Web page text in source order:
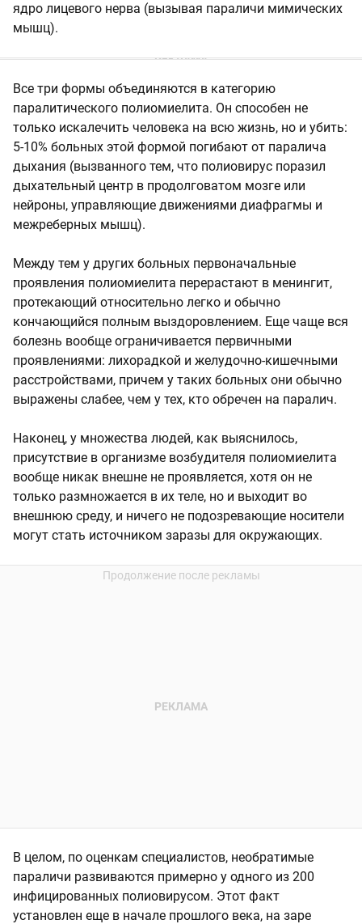
ядро лицевого нерва (вызывая параличи мимических
мышц).
Все три формы объединяются в категорию
паралитического полиомиелита. Он способен не
только искалечить человека на всю жизнь, но и убить:
5-10% больных этой формой погибают от паралича
дыхания (вызванного тем, что полиовирус поразил
дыхательный центр в продолговатом мозге или
нейроны, управляющие движениями диафрагмы и
межреберных мышц).
Между тем у других больных первоначальные
проявления полиомиелита перерастают в менингит,
протекающий относительно легко и обычно
кончающийся полным выздоровлением. Еще чаще вся
болезнь вообще ограничивается первичными
проявлениями: лихорадкой и желудочно-кишечными
расстройствами, причем у таких больных они обычно
выражены слабее, чем у тех, кто обречен на паралич.
Наконец, у множества людей, как выяснилось,
присутствие в организме возбудителя полиомиелита
вообще никак внешне не проявляется, хотя он не
только размножается в их теле, но и выходит во
внешнюю среду, и ничего не подозревающие носители
могут стать источником заразы для окружающих.
В целом, по оценкам специалистов, необратимые
параличи развиваются примерно у одного из 200
инфицированных полиовирусом. Этот факт
установлен еще в начале прошлого века, на заре